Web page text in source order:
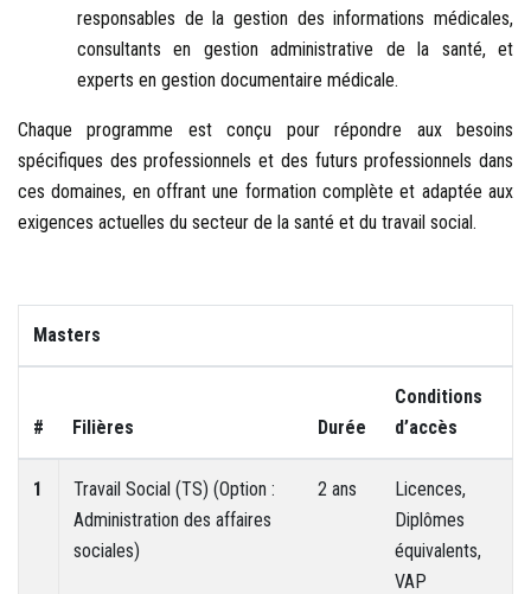
responsables de la gestion des informations médicales,
consultants en gestion administrative de la santé, et
experts en gestion documentaire médicale.
Chaque programme est conçu pour répondre aux besoins
spécifiques des professionnels et des futurs professionnels dans
ces domaines, en offrant une formation complète et adaptée aux
exigences actuelles du secteur de la santé et du travail social.
Masters
# Filières Durée
Conditions
d’accès
1
Travail Social (TS) (Option :
Administration des affaires
sociales)
2 ans
Licences,
Diplômes
équivalents,
VAP